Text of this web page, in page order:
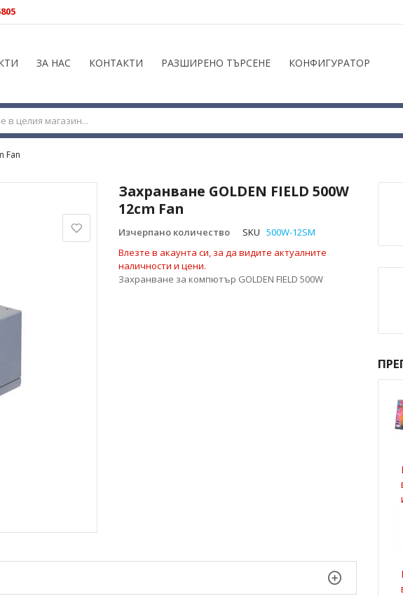
ЗА НАС КОНТАКТИ РАЗШИРЕНО ТЪРСЕНЕ КОНФИГУРАТОР
Fan
Захранване GOLDEN FIELD 500W
12cm Fan
Изчерпано количество SKU 500W-12SM
Влезте в акаунта си, за да видите актуалните
наличности и цени.
Захранване за компютър GOLDEN FIELD 500W